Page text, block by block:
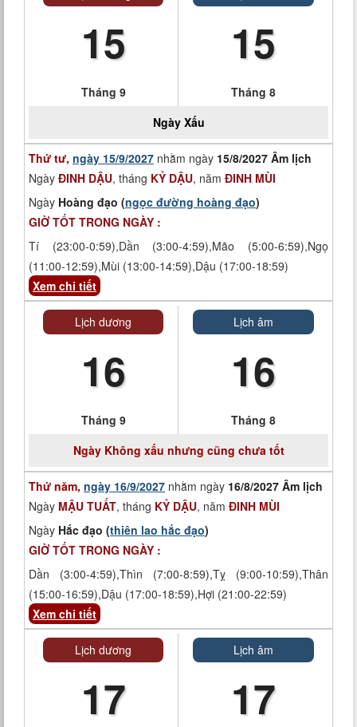
15
Tháng 9
15
Tháng 8
Ngày Xấu
Thứ tư, ngày 15/9/2027 nhằm ngày 15/8/2027 Âm lịch
Ngày ĐINH DẬU, tháng KỶ DẬU, năm ĐINH MÙI
Ngày Hoàng đạo (ngọc đường hoàng đạo)
GIỜ TỐT TRONG NGÀY :
Tí (23:00-0:59),Dần (3:00-4:59),Mão (5:00-6:59),Ngọ
(11:00-12:59),Mùi (13:00-14:59),Dậu (17:00-18:59)
Xem chi tiết
Lịch dương
16
Tháng 9
Lịch âm
16
Tháng 8
NgàyKhông xấu nhưng cũng chưa tốt
Thứ năm, ngày 16/9/2027 nhằm ngày 16/8/2027 Âm lịch
Ngày MẬU TUẤT, tháng KỶ DẬU, năm ĐINH MÙI
Ngày Hắc đạo (thiên lao hắc đạo)
GIỜ TỐT TRONG NGÀY :
Dần (3:00-4:59),Thìn (7:00-8:59),Tỵ (9:00-10:59),Thân
(15:00-16:59),Dậu (17:00-18:59),Hợi (21:00-22:59)
Xem chi tiết
Lịch dương
17
Lịch âm
17